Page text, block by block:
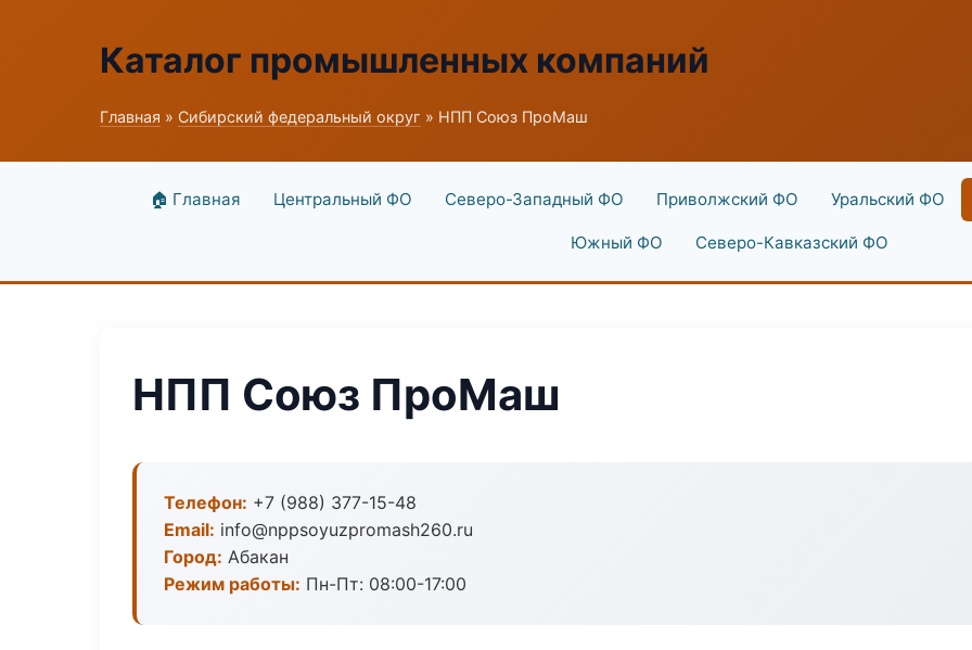
Каталог промышленных компаний
Главная » Сибирский федеральный округ » НПП Союз ПроМаш
🏠 Главная Центральный ФО Северо-Западный ФО Приволжский ФО Уральский ФО
Южный ФО Северо-Кавказский ФО
НПП Союз ПроМаш
Телефон: +7 (988) 377-15-48
Email: info@nppsoyuzpromash260.ru
Город: Абакан
Режим работы: Пн-Пт: 08:00-17:00